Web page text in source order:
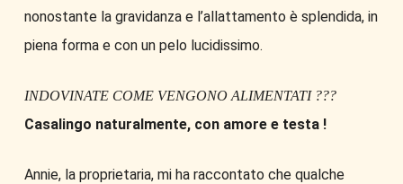
nonostante la gravidanza e l’allattamento è splendida, in
piena forma e con un pelo lucidissimo.
INDOVINATE COME VENGONO ALIMENTATI ???
Casalingo naturalmente, con amore e testa !
Annie, la proprietaria, mi ha raccontato che qualche